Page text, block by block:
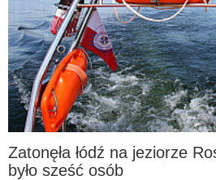
Zatonęła łódź na jeziorze
było sześć osób